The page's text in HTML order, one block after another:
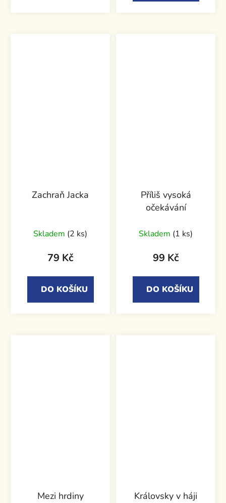
Zachraň Jacka
Skladem (2 ks)
79 Kč
DO KOŠÍKU
Příliš vysoká
očekávání
Skladem (1 ks)
99 Kč
DO KOŠÍKU
Mezi hrdiny Královsky v háji